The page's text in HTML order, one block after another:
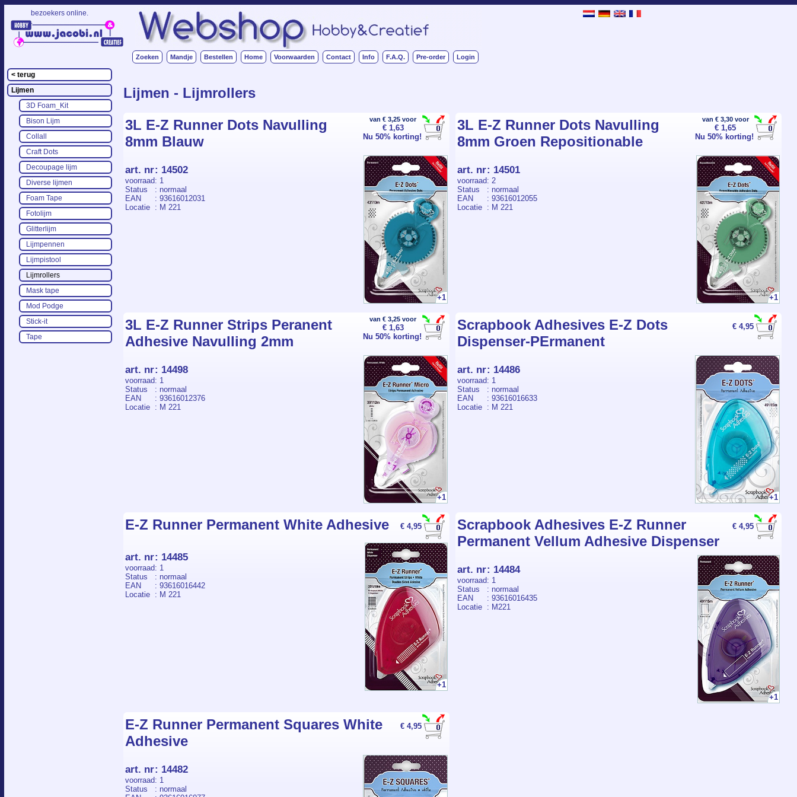
bezoekers online.
.
Zoeken Mandje Bestellen Home Voorwaarden Contact Info F.A.Q. Pre-order Login
< terug
Lijmen
3D Foam_Kit
Bison Lijm
Collall
Craft Dots
Decoupage lijm
Diverse lijmen
Foam Tape
Fotolijm
Glitterlijm
Lijmpennen
Lijmpistool
Lijmrollers
Mask tape
Mod Podge
Stick-it
Tape
Lijmen - Lijmrollers
van € 3,25 voor
€ 1,63
Nu 50% korting!
3L E-Z Runner Dots Navulling
8mm Blauw
+1
art. nr: 14502
voorraad: 1
Status
: normaal
EAN
: 93616012031
Locatie
: M 221
van € 3,30 voor
€ 1,65
Nu 50% korting!
3L E-Z Runner Dots Navulling
8mm Groen Repositionable
+1
art. nr: 14501
voorraad: 2
Status
: normaal
EAN
: 93616012055
Locatie
: M 221
van € 3,25 voor
€ 1,63
Nu 50% korting!
3L E-Z Runner Strips Peranent
Adhesive Navulling 2mm
+1
art. nr: 14498
voorraad: 1
Status
: normaal
EAN
: 93616012376
Locatie
: M 221
€ 4,95
Scrapbook Adhesives E-Z Dots
Dispenser-PErmanent
+1
art. nr: 14486
voorraad: 1
Status
: normaal
EAN
: 93616016633
Locatie
: M 221
€ 4,95
E-Z Runner Permanent White Adhesive
+1
art. nr: 14485
voorraad: 1
Status
: normaal
EAN
: 93616016442
Locatie
: M 221
€ 4,95
Scrapbook Adhesives E-Z Runner
Permanent Vellum Adhesive Dispenser
+1
art. nr: 14484
voorraad: 1
Status
: normaal
EAN
: 93616016435
Locatie
: M221
€ 4,95
E-Z Runner Permanent Squares White
Adhesive
art. nr: 14482
voorraad: 1
Status
: normaal